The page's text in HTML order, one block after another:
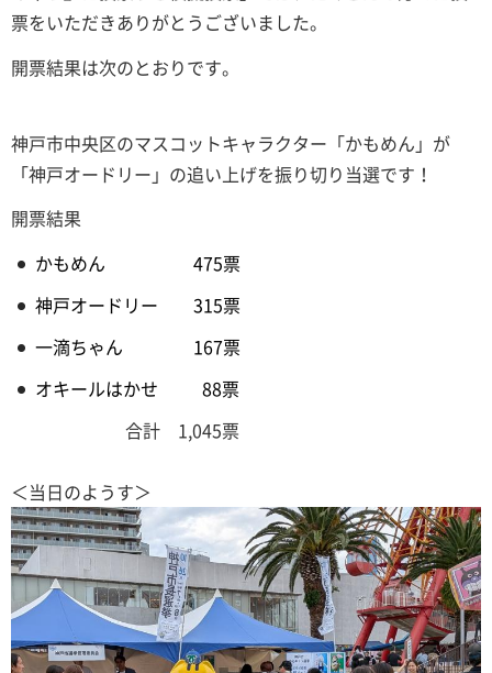
票をいただきありがとうございました。
開票結果は次のとおりです。
神戸市中央区のマスコットキャラクター「かもめん」が
「神戸オードリー」の追い上げを振り切り当選です！
開票結果
かもめん 475票
神戸オードリー 315票
一滴ちゃん 167票
オキールはかせ 88票
合計 1,045票
＜当日のようす＞